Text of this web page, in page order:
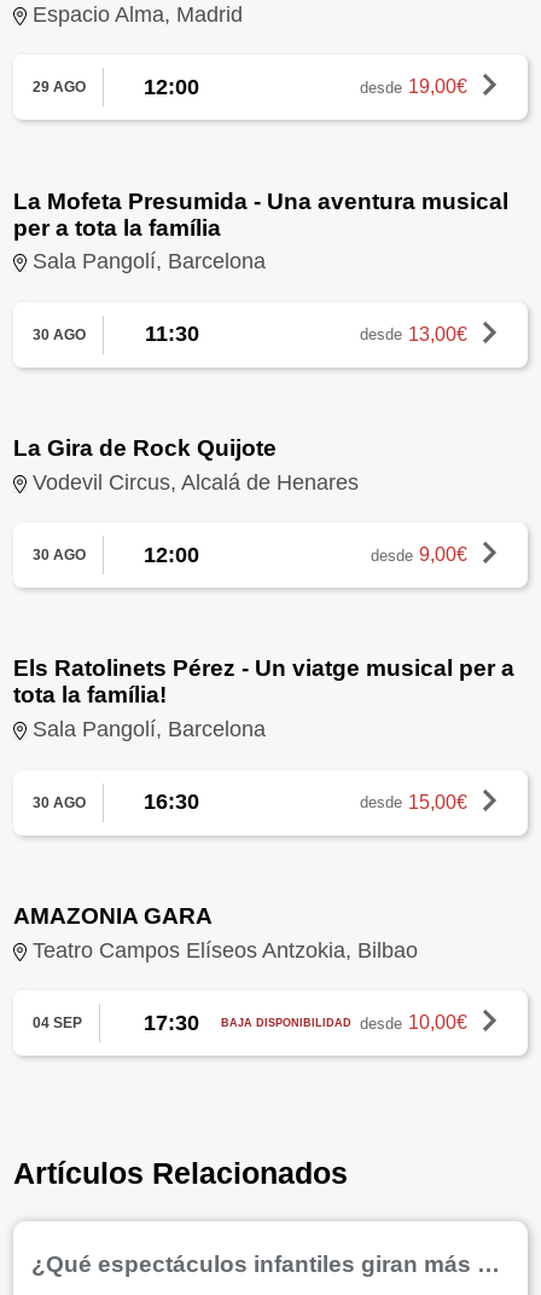
Espacio Alma, Madrid
29 AGO 12:00 desde 19,00€
La Mofeta Presumida - Una aventura musical
per a tota la família
Sala Pangolí, Barcelona
30 AGO 11:30 desde 13,00€
La Gira de Rock Quijote
Vodevil Circus, Alcalá de Henares
30 AGO 12:00 desde 9,00€
Els Ratolinets Pérez - Un viatge musical per a
tota la família!
Sala Pangolí, Barcelona
30 AGO 16:30 desde 15,00€
AMAZONIA GARA
Teatro Campos Elíseos Antzokia, Bilbao
04 SEP 17:30 BAJA DISPONIBILIDAD desde 10,00€
Artículos Relacionados
¿Qué espectáculos infantiles giran más por toda España?